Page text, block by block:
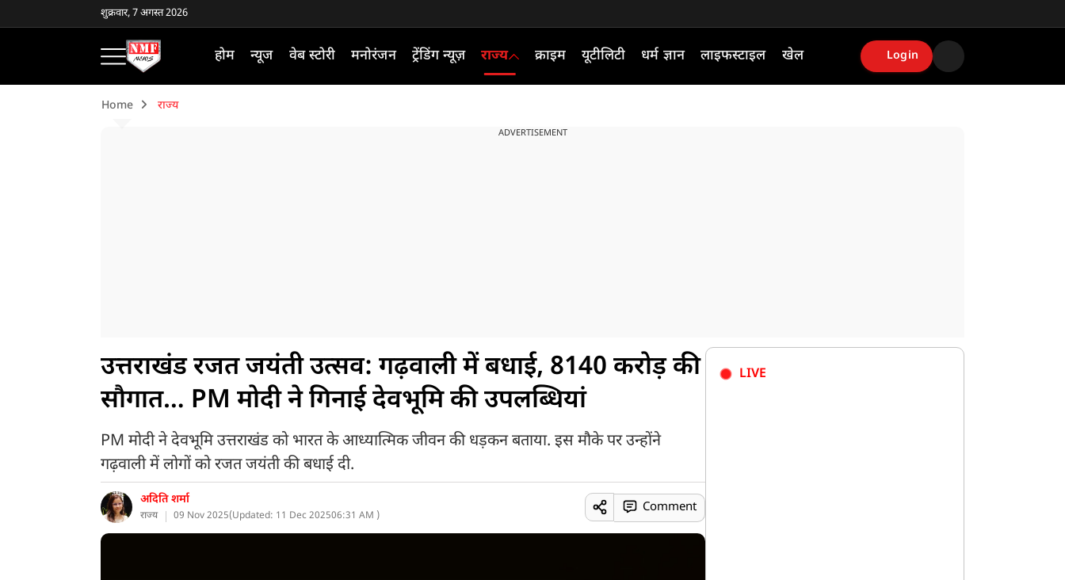
शुक्रवार, 7 अगस्त 2026
होम न्यूज वेब स्टोरी मनोरंजन ट्रेंडिंग न्यूज़ राज्य क्राइम यूटीलिटी धर्म ज्ञान लाइफस्टाइल खेल Login
Home राज्य
ADVERTISEMENT
उत्तराखंड रजत जयंती उत्सव: गढ़वाली में बधाई, 8140 करोड़ की
सौगात… PM मोदी ने गिनाई देवभूमि की उपलब्धियां
PM मोदी ने देवभूमि उत्तराखंड को भारत के आध्यात्मिक जीवन की धड़कन बताया. इस मौके पर उन्होंने
गढ़वाली में लोगों को रजत जयंती की बधाई दी.
अदिति शर्मा
राज्य 09 Nov 2025(Updated: 11 Dec 202506:31 AM )
Comment
LIVE